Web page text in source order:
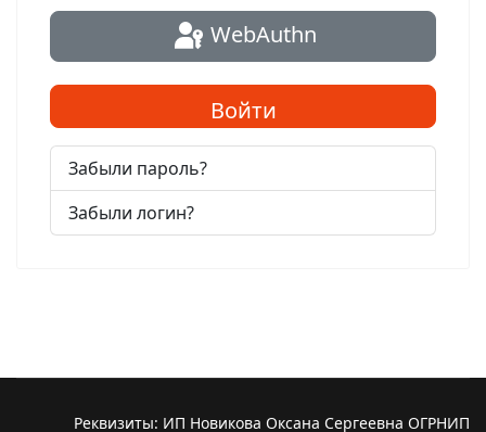
WebAuthn
Войти
Забыли пароль?
Забыли логин?
Реквизиты: ИП Новикова Оксана Сергеевна ОГРНИП